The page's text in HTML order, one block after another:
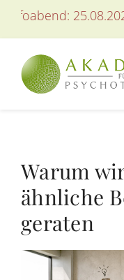
Zum
Inhalt
springen
25.08.2026.
AUSBILDUNGEN
WEITERBILDUNGEN
SEMINARE / KURSE
Warum
ähnliche
geraten